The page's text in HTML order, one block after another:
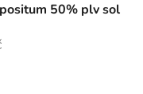
50% plv sol